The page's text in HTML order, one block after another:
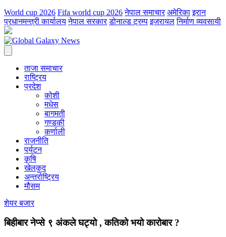
World cup 2026 Fifa world cup 2026 नेपाल समाचार अमेरिका इरान
प्रधानमन्त्री कार्यालय नेपाल सरकार डोनाल्ड ट्रम्प इजरायल निर्माण व्यवसायी
ताजा समाचार
राष्ट्रिय
प्रदेश
कोशी
मधेस
बागमती
गण्डकी
कर्णाली
राजनीति
पर्यटन
कृषि
खेलकुद
अन्तर्राष्ट्रिय
मौसम
शेयर बजार
बिहीबार नेप्से ९ अंकले घट्यो , कतिको भयो कारोबार ?